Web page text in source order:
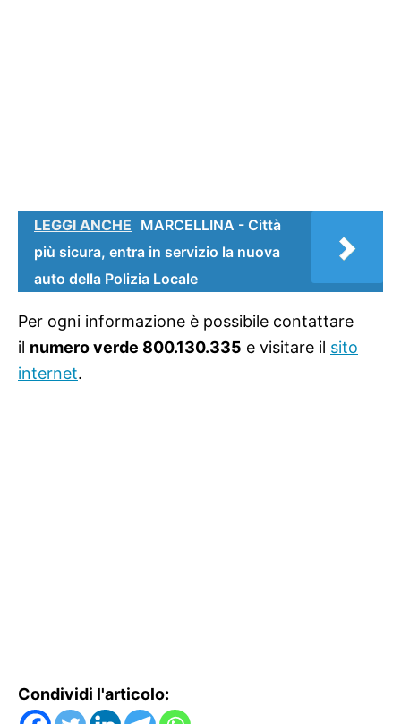
LEGGI ANCHE MARCELLINA - Città
più sicura, entra in servizio la nuova
auto della Polizia Locale
Per ogni informazione è possibile contattare
il numero verde 800.130.335 e visitare il sito
internet.
Condividi l'articolo: